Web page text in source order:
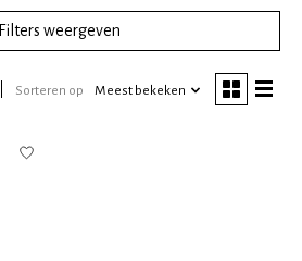
Filters weergeven
Sorteren op Meest bekeken